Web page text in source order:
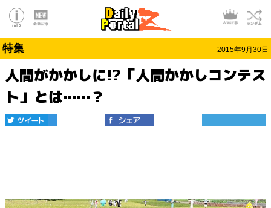
特集 2015年9月30日
人間がかかしに!?「人間かかしコンテス
ト」とは……？